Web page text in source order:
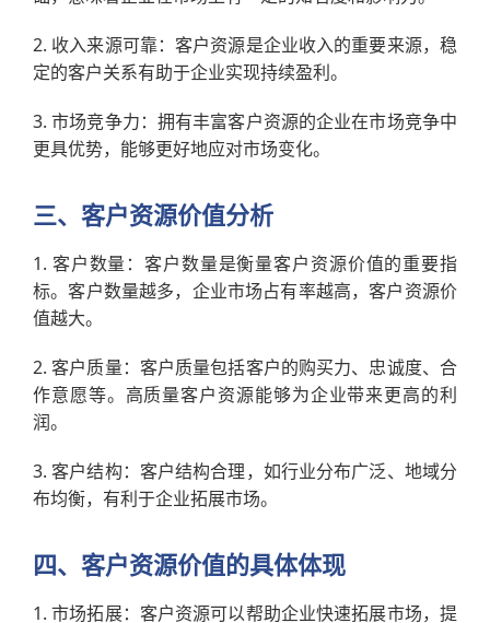
2. 收入来源可靠：客户资源是企业收入的重要来源，稳
定的客户关系有助于企业实现持续盈利。
3. 市场竞争力：拥有丰富客户资源的企业在市场竞争中
更具优势，能够更好地应对市场变化。
三、客户资源价值分析
1. 客户数量：客户数量是衡量客户资源价值的重要指
标。客户数量越多，企业市场占有率越高，客户资源价
值越大。
2. 客户质量：客户质量包括客户的购买力、忠诚度、合
作意愿等。高质量客户资源能够为企业带来更高的利
润。
3. 客户结构：客户结构合理，如行业分布广泛、地域分
布均衡，有利于企业拓展市场。
四、客户资源价值的具体体现
1. 市场拓展：客户资源可以帮助企业快速拓展市场，提